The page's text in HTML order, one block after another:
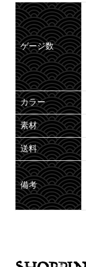
ゲージ数
カラー
素材
送料
備考